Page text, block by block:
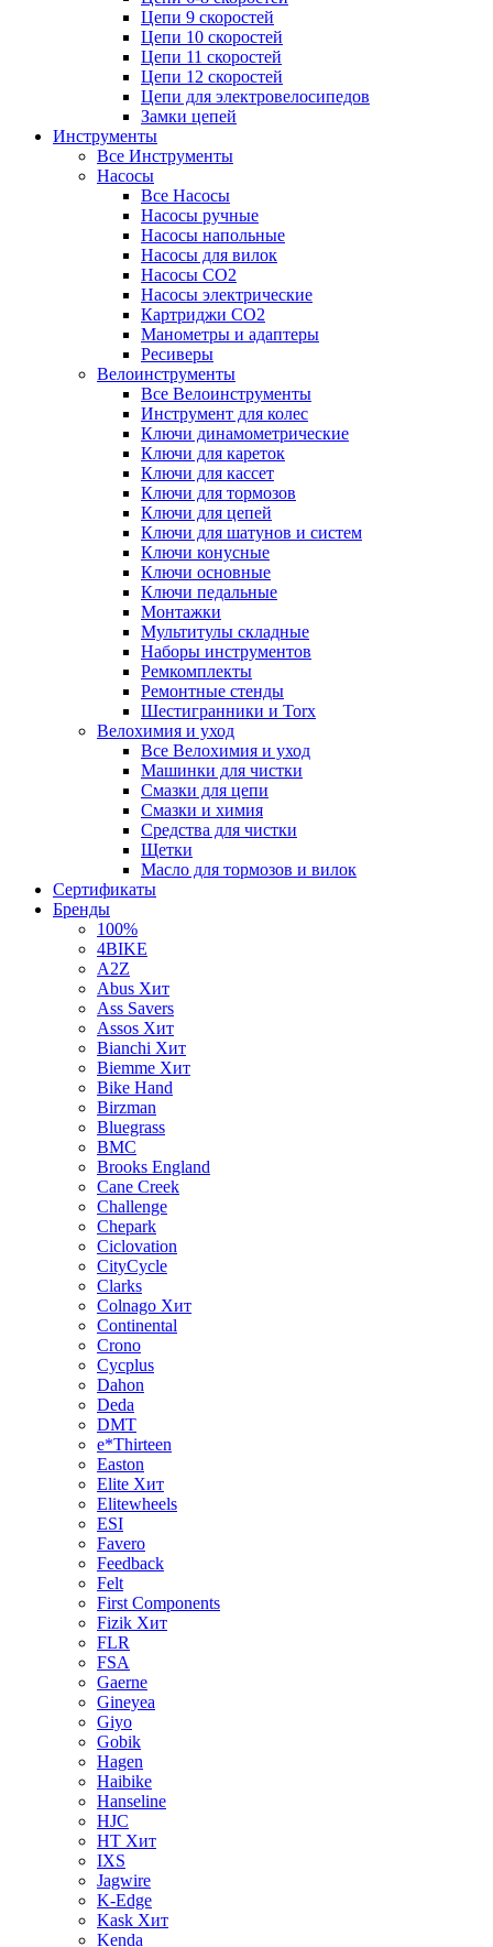
Цепи 9 скоростей
Цепи 10 скоростей
Цепи 11 скоростей
Цепи 12 скоростей
Цепи для электровелосипедов
Замки цепей
Инструменты
Все Инструменты
Насосы
Все Насосы
Насосы ручные
Насосы напольные
Насосы для вилок
Насосы CO2
Насосы электрические
Картриджи CO2
Манометры и адаптеры
Ресиверы
Велоинструменты
Все Велоинструменты
Инструмент для колес
Ключи динамометрические
Ключи для кареток
Ключи для кассет
Ключи для тормозов
Ключи для цепей
Ключи для шатунов и систем
Ключи конусные
Ключи основные
Ключи педальные
Монтажки
Мультитулы складные
Наборы инструментов
Ремкомплекты
Ремонтные стенды
Шестигранники и Torx
Велохимия и уход
Все Велохимия и уход
Машинки для чистки
Смазки для цепи
Смазки и химия
Средства для чистки
Щетки
Масло для тормозов и вилок
Сертификаты
Бренды
100%
4BIKE
A2Z
Abus Хит
Ass Savers
Assos Хит
Bianchi Хит
Biemme Хит
Bike Hand
Birzman
Bluegrass
BMC
Brooks England
Cane Creek
Challenge
Chepark
Ciclovation
CityCycle
Clarks
Colnago Хит
Continental
Crono
Cycplus
Dahon
Deda
DMT
e*Thirteen
Easton
Elite Хит
Elitewheels
ESI
Favero
Feedback
Felt
First Components
Fizik Хит
FLR
FSA
Gaerne
Gineyea
Giyo
Gobik
Hagen
Haibike
Hanseline
HJC
HT Хит
IXS
Jagwire
K-Edge
Kask Хит
Kenda